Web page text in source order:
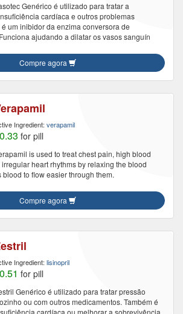
Genérico é utilizado para tratar a
cardíaca e outros problemas
um inibidor da enzima conversora de
ajudando a dilatar os vasos sanguín
Compre agora
Ingredient: verapamil
for pill
is used to treat chest pain, high blood
heart rhythms by relaxing the blood
to flow easier through them.
Compre agora
Ingredient: lisinopril
for pill
Genérico é utilizado para tratar pressão
ou com outros medicamentos. Também é
cardíaca ou melhorar a sobrevivência